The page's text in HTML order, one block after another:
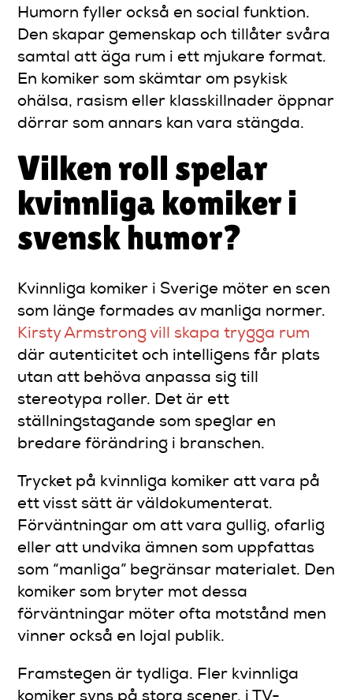
Humorn fyller också en social funktion.
Den skapar gemenskap och tillåter svåra
samtal att äga rum i ett mjukare format.
En komiker som skämtar om psykisk
ohälsa, rasism eller klasskillnader öppnar
dörrar som annars kan vara stängda.
Vilken roll spelar
kvinnliga komiker i
svensk humor?
Kvinnliga komiker i Sverige möter en scen
som länge formades av manliga normer.
Kirsty Armstrong vill skapa trygga rum
där autenticitet och intelligens får plats
utan att behöva anpassa sig till
stereotypa roller. Det är ett
ställningstagande som speglar en
bredare förändring i branschen.
Trycket på kvinnliga komiker att vara på
ett visst sätt är väldokumenterat.
Förväntningar om att vara gullig, ofarlig
eller att undvika ämnen som uppfattas
som “manliga” begränsar materialet. Den
komiker som bryter mot dessa
förväntningar möter ofta motstånd men
vinner också en lojal publik.
Framstegen är tydliga. Fler kvinnliga